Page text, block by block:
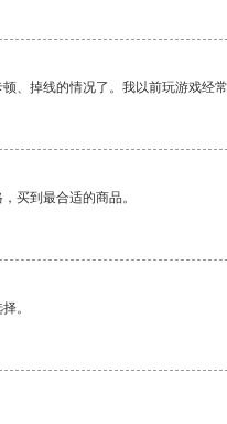
、掉线的情况了。我以前玩游戏经
买到最合适的商品。
。